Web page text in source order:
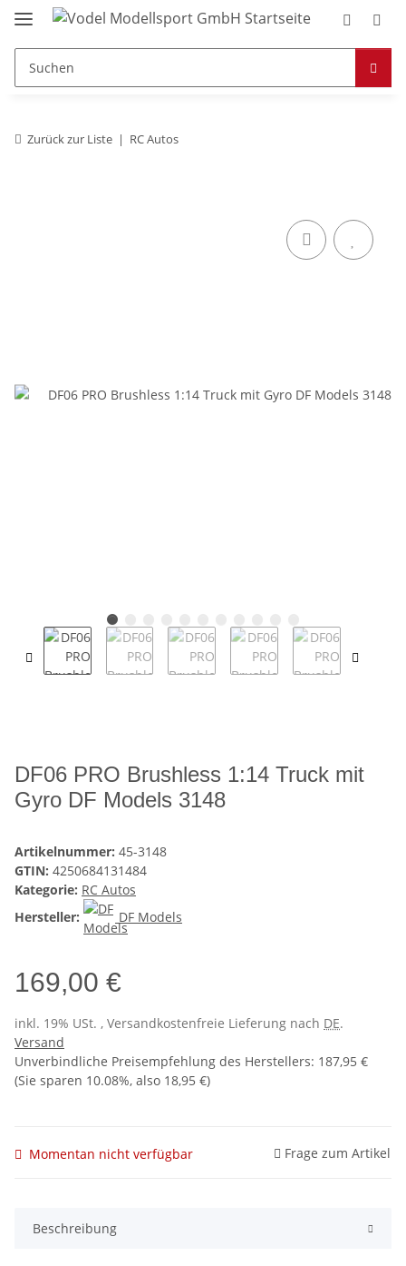
Zurück zur Liste RC Autos
DF06 PRO Brushless 1:14 Truck mit
Gyro DF Models 3148
Artikelnummer: 45-3148
GTIN: 4250684131484
Kategorie: RC Autos
Hersteller:
DF Models
169,00 €
inkl. 19% USt. , Versandkostenfreie Lieferung nach DE.
Versand
Unverbindliche Preisempfehlung des Herstellers: 187,95 €
(Sie sparen 10.08%, also 18,95 €)
Momentan nicht verfügbar Frage zum Artikel
Beschreibung